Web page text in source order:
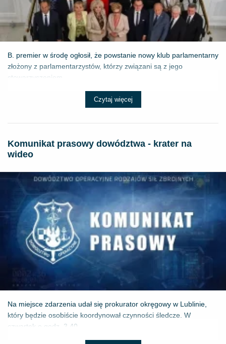
B. premier w środę ogłosił, że powstanie nowy klub parlamentarny
złożony z parlamentarzystów, którzy związani są z jego
stowarzyszeniem „...
Czytaj więcej
Komunikat prasowy dowództwa - krater na
wideo
Na miejsce zdarzenia udał się prokurator okręgowy w Lublinie,
który będzie osobiście koordynował czynności śledcze. W
czwartek o godz. 3.40 ...